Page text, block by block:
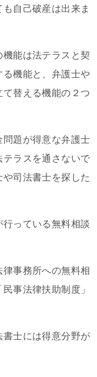
自己破産は出来ま
能は法テラスと契
機能と、弁護士や
替える機能の２つ
題が得意な弁護士
ラスを通さないで
司法書士を探した
っている無料相談
事務所への無料相
事法律扶助制度」
士には得意分野が